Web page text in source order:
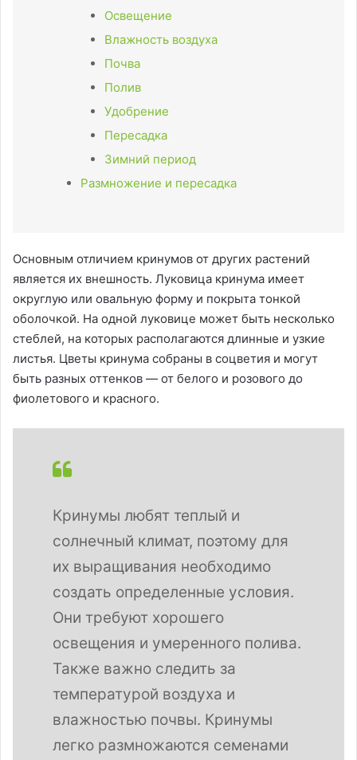
Освещение
Влажность воздуха
Почва
Полив
Удобрение
Пересадка
Зимний период
Размножение и пересадка
Основным отличием кринумов от других растений
является их внешность. Луковица кринума имеет
округлую или овальную форму и покрыта тонкой
оболочкой. На одной луковице может быть несколько
стеблей, на которых располагаются длинные и узкие
листья. Цветы кринума собраны в соцветия и могут
быть разных оттенков — от белого и розового до
фиолетового и красного.
Кринумы любят теплый и
солнечный климат, поэтому для
их выращивания необходимо
создать определенные условия.
Они требуют хорошего
освещения и умеренного полива.
Также важно следить за
температурой воздуха и
влажностью почвы. Кринумы
легко размножаются семенами